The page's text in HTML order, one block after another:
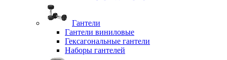
Гантели
Гантели виниловые
Гексагональные гантели
Наборы гантелей